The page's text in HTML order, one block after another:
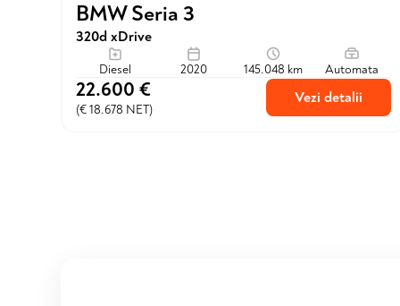
BMW Seria 3
320d xDrive
Diesel 2020 145.048 km Automata
22.600 €
(€ 18.678 NET)
Vezi detalii